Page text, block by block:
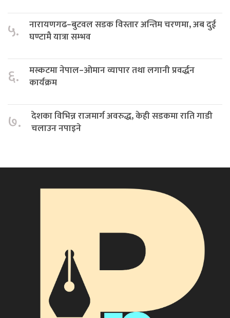
५.
नारायणगढ–बुटवल सडक विस्तार अन्तिम चरणमा, अब दुई
घण्टामै यात्रा सम्भव
६.
मस्कटमा नेपाल–ओमान व्यापार तथा लगानी प्रवर्द्धन
कार्यक्रम
७.
देशका विभिन्न राजमार्ग अवरुद्ध, केही सडकमा राति गाडी
चलाउन नपाइने